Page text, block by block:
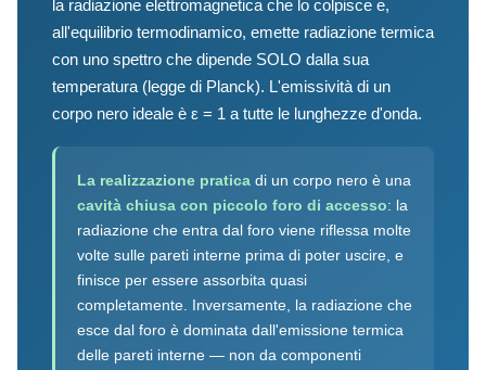
la radiazione elettromagnetica che lo colpisce e,
all'equilibrio termodinamico, emette radiazione termica
con uno spettro che dipende SOLO dalla sua
temperatura (legge di Planck). L'emissività di un
corpo nero ideale è ε = 1 a tutte le lunghezze d'onda.
La realizzazione pratica di un corpo nero è una
cavità chiusa con piccolo foro di accesso: la
radiazione che entra dal foro viene riflessa molte
volte sulle pareti interne prima di poter uscire, e
finisce per essere assorbita quasi
completamente. Inversamente, la radiazione che
esce dal foro è dominata dall'emissione termica
delle pareti interne — non da componenti